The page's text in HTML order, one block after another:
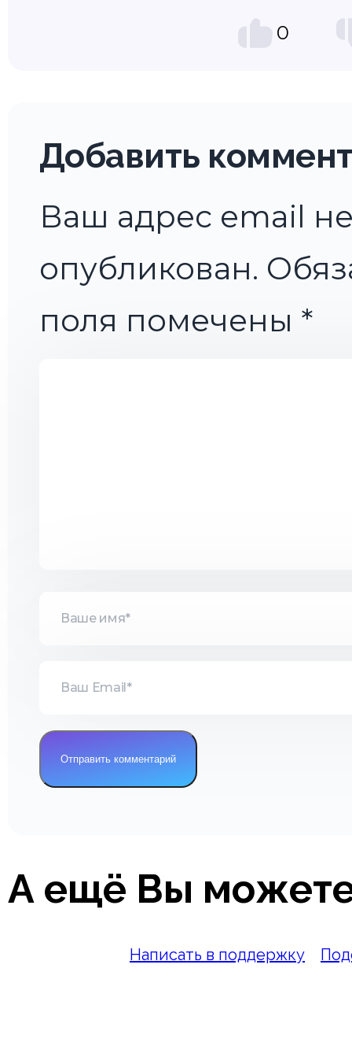
0
Добавить
Ваш адрес email
опубликован.
поля помечены *
А ещё Вы
Написать в поддержку